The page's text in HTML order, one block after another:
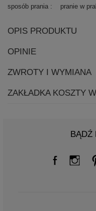
sposób prania pranie w
OPIS PRODUKTU
OPINIE
ZWROTY I WYMIANA
ZAKŁADKA KOSZTY
BĄDŹ